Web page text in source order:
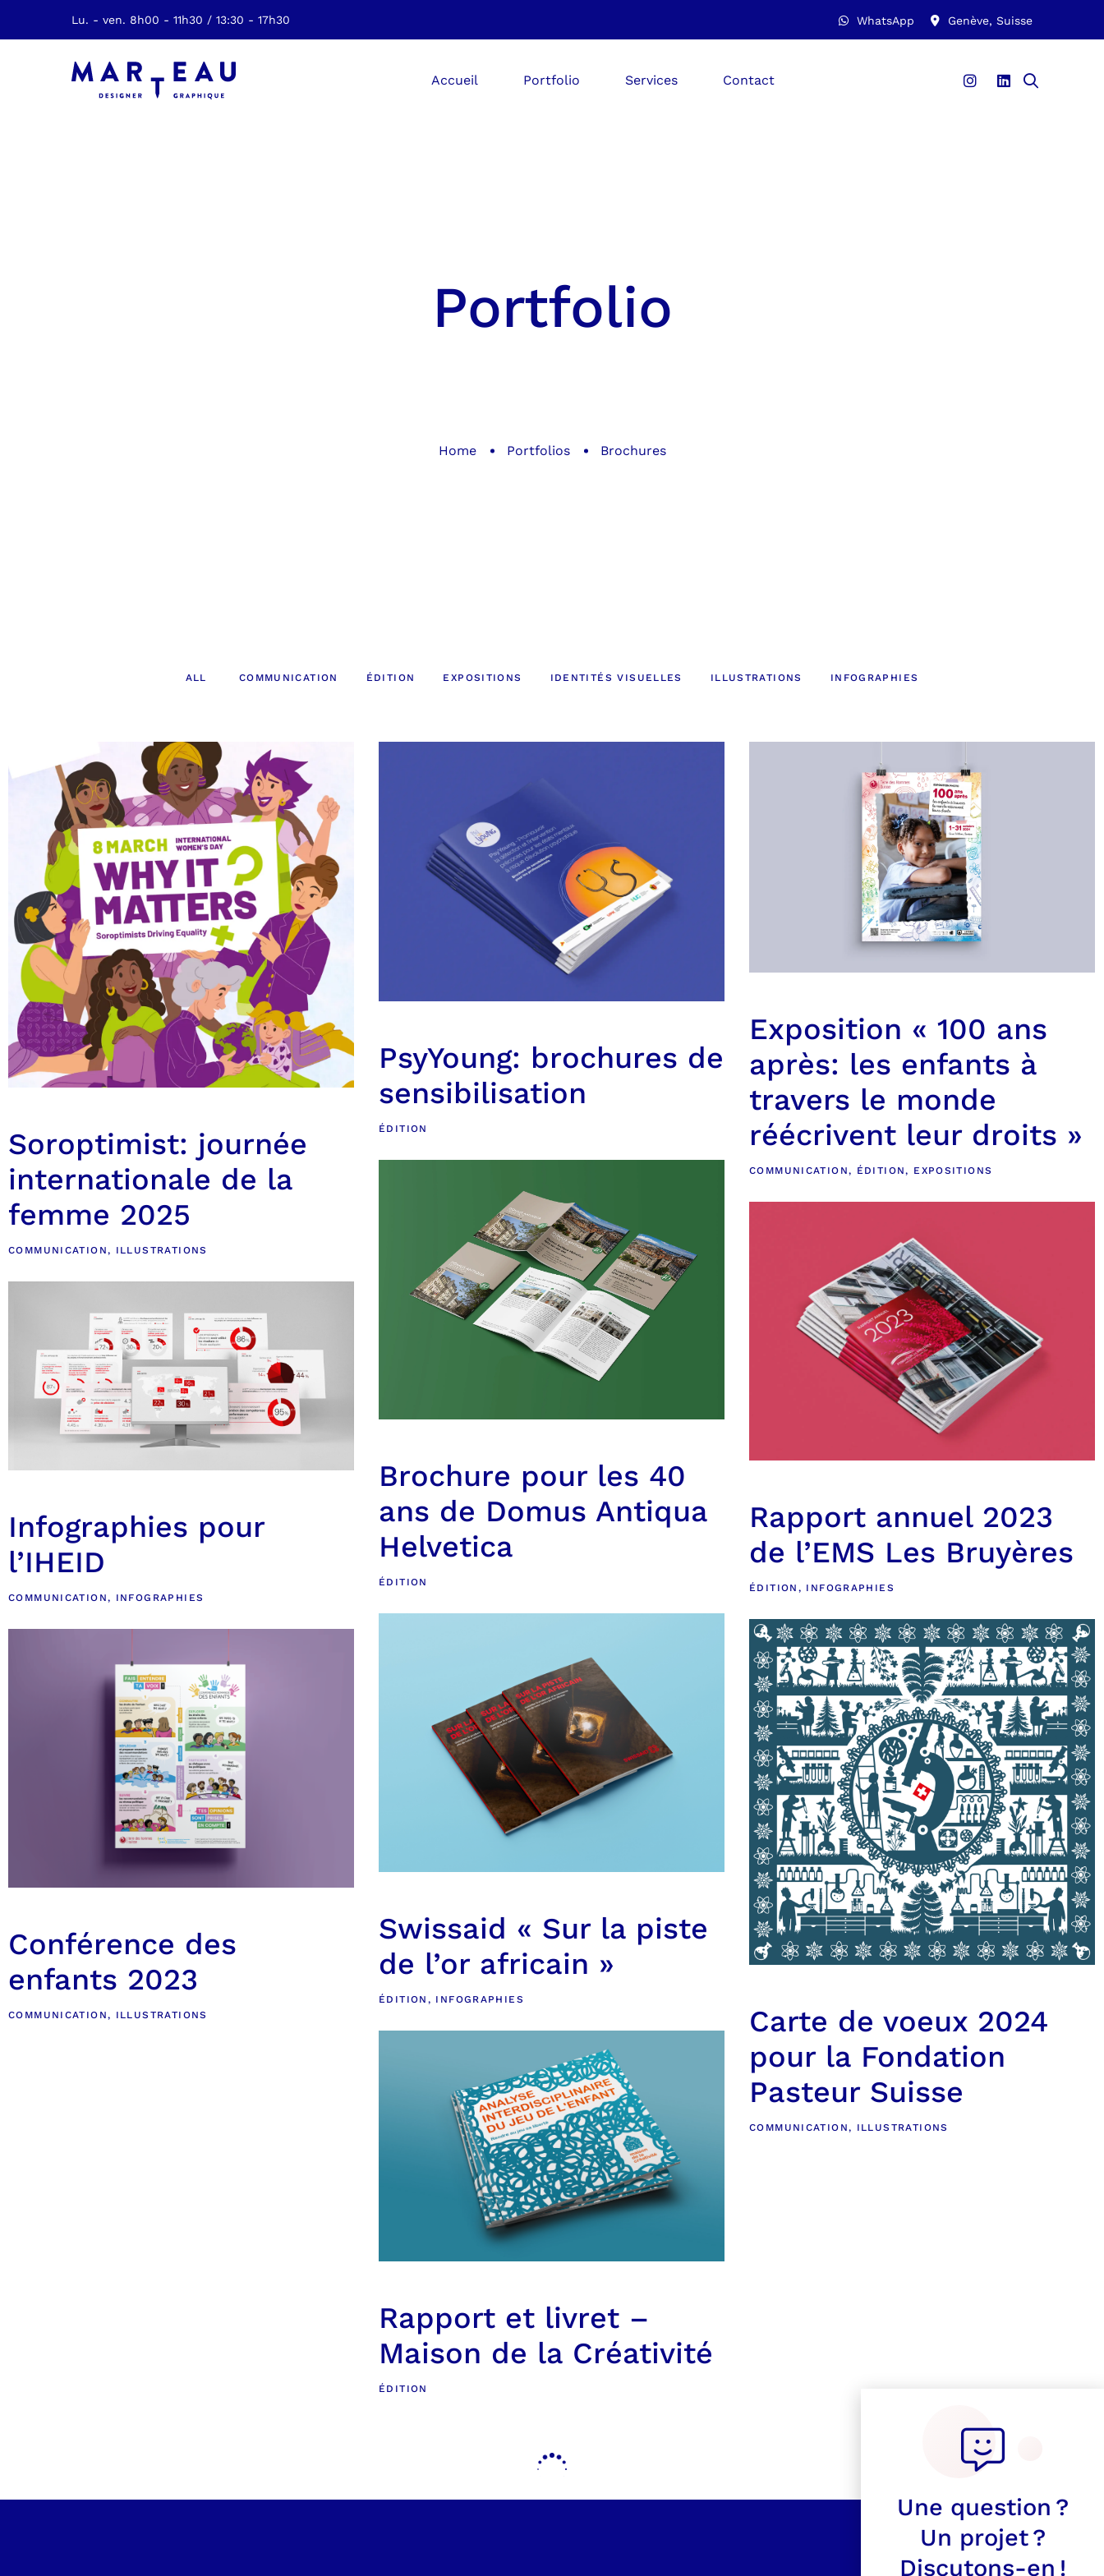
Lu. - ven. 8h00 - 11h30 / 13:30 - 17h30 WhatsApp Genève, Suisse
Accueil Portfolio Services Contact
Portfolio
Home Portfolios Brochures
ALL COMMUNICATION ÉDITION EXPOSITIONS IDENTITÉS VISUELLES ILLUSTRATIONS INFOGRAPHIES
Soroptimist: journée
internationale de la
femme 2025
COMMUNICATION, ILLUSTRATIONS
PsyYoung: brochures de
sensibilisation
ÉDITION
Exposition « 100 ans
après: les enfants à
travers le monde
réécrivent leur droits »
COMMUNICATION , ÉDITION , EXPOSITIONS
Brochure pour les 40
ans de Domus Antiqua
Helvetica
ÉDITION
Rapport annuel 2023
de l’EMS Les Bruyères
ÉDITION , INFOGRAPHIES
Infographies pour
l’IHEID
COMMUNICATION , INFOGRAPHIES
Swissaid « Sur la piste
de l’or africain »
ÉDITION , INFOGRAPHIES
Carte de voeux 2024
pour la Fondation
Pasteur Suisse
COMMUNICATION, ILLUSTRATIONS
Conférence des
enfants 2023
COMMUNICATION, ILLUSTRATIONS
Rapport et livret –
Maison de la Créativité
ÉDITION
Une question ?
Un projet ?
Discutons-en !